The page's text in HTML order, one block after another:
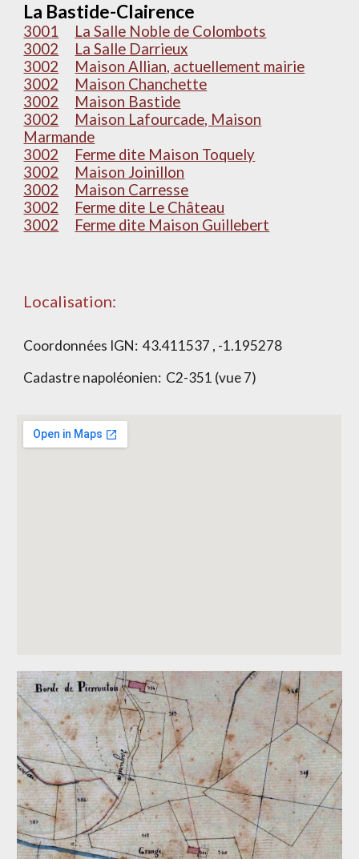
La Bastide-Clairence
3001
La Salle Noble de Colombots
3002
La Salle Darrieux
3002
Maison Allian, actuellement mairie
3002
Maison Chanchette
3002
Maison Bastide
3002
Maison Lafourcade, Maison
Marmande
3002
Ferme dite Maison Toquely
3002
Maison Joinillon
3002
Maison Carresse
3002
Ferme dite Le Château
3002
Ferme dite Maison Guillebert
Localisation:
Coordonnées IGN:43.411537 , -1.195278
Cadastre napoléonien: C2-351 (vue 7)